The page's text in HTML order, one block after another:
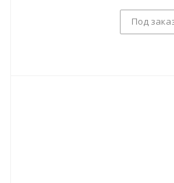
Под